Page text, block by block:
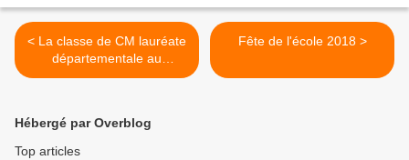
< La classe de CM lauréate
départementale au
concours VMF 2018
Fête de l'école 2018 >
Hébergé par Overblog
Top articles